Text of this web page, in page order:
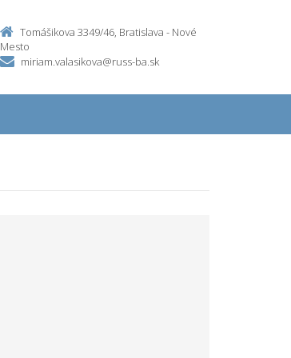
Tomášikova 3349/46, Bratislava - Nové
Mesto
miriam.valasikova@russ-ba.sk